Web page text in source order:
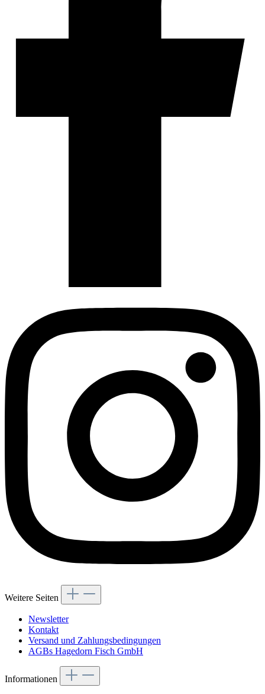
Weitere Seiten
Newsletter
Kontakt
Versand und Zahlungsbedingungen
AGBs Hagedorn Fisch GmbH
Informationen